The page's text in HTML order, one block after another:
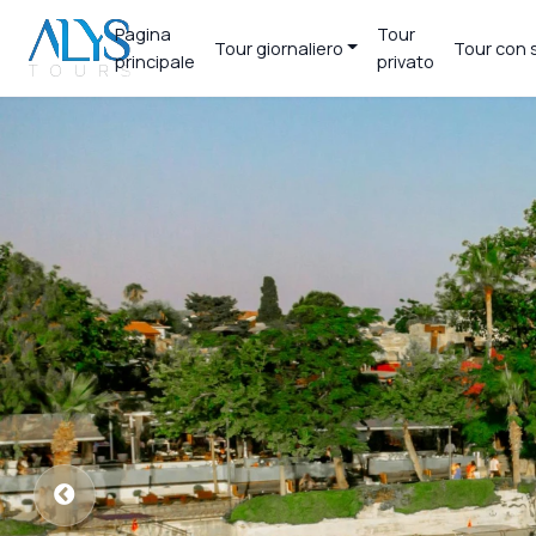
Pagina
principale
Tour giornaliero
Tour
privato
Tour con